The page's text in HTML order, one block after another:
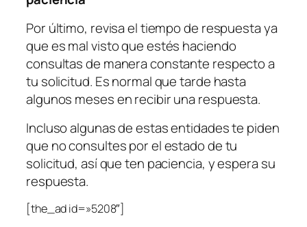
Por último, revisa el tiempo de respuesta ya
que es mal visto que estés haciendo
consultas de manera constante respecto a
tu solicitud. Es normal que tarde hasta
algunos meses en recibir una respuesta.
Incluso algunas de estas entidades te piden
que no consultes por el estado de tu
solicitud, así que ten paciencia, y espera su
respuesta.
[the_ad id=»5208″]